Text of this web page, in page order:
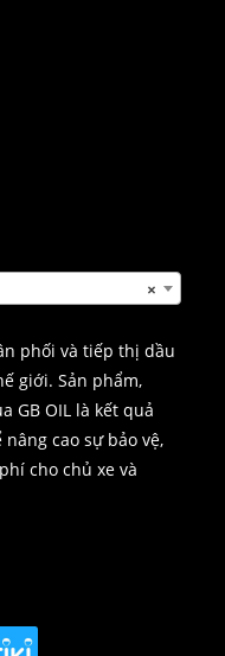
×
phối và tiếp thị dầu
giới. Sản phẩm,
GB OIL là kết quả
cao sự bảo vệ,
cho chủ xe và